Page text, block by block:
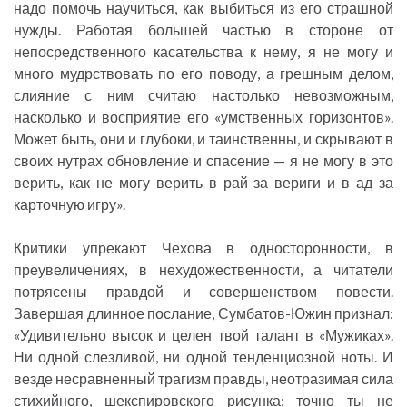
надо помочь научиться, как выбиться из его страшной
нужды. Работая большей частью в стороне от
непосредственного касательства к нему, я не могу и
много мудрствовать по его поводу, а грешным делом,
слияние с ним считаю настолько невозможным,
насколько и восприятие его «умственных горизонтов».
Может быть, они и глубоки, и таинственны, и скрывают в
своих нутрах обновление и спасение — я не могу в это
верить, как не могу верить в рай за вериги и в ад за
карточную игру».
Критики упрекают Чехова в односторонности, в
преувеличениях, в нехудожественности, а читатели
потрясены правдой и совершенством повести.
Завершая длинное послание, Сумбатов-Южин признал:
«Удивительно высок и целен твой талант в «Мужиках».
Ни одной слезливой, ни одной тенденциозной ноты. И
везде несравненный трагизм правды, неотразимая сила
стихийного, шекспировского рисунка; точно ты не